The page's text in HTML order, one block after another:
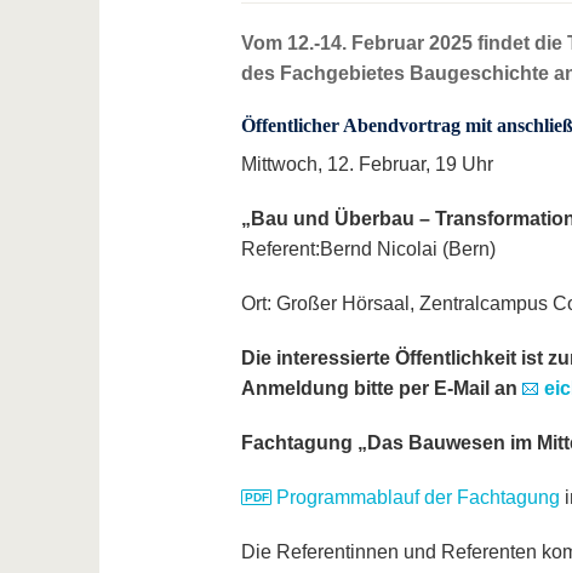
Vom 12.-14. Februar 2025 findet
des Fachgebietes Baugeschichte
Öffentlicher Abendvortrag mit
Mittwoch, 12. Februar, 19 Uhr
„Bau und Überbau –
Referent:Bernd Nicolai (Bern)
Ort: Großer Hörsaal, Zentralcampus
Die interessierte Öffentlichkeit ist
Anmeldung bitte per E-Mail an
Fachtagung „Das Bauwesen im
Programmablauf der Fachtagung
Die Referentinnen und Referenten